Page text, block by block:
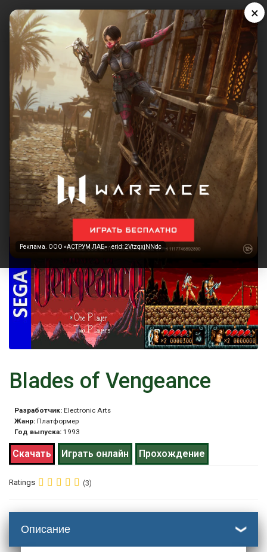
×
Реклама. ООО «АСТРУМ ЛАБ» · erid: 2VtzqxjNNdc
Реклама. ООО «АСТРУМ ЛАБ» · erid: 2VtzqxjNNdc
Blades of Vengeance
Разработчик: Electronic Arts
Жанр: Платформер
Год выпуска: 1993
Скачать Играть онлайн Прохождение
Ratings (3)
Описание